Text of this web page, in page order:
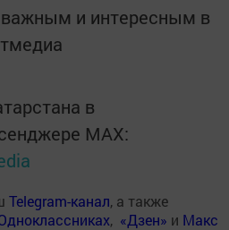
и интересным в
в
MАХ:
Telegram-канал, а также
, «Дзен» и Макс